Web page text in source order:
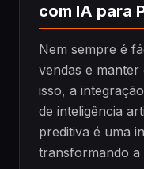
com IA para
Nem sempre é
vendas e
isso, a
de inteligência
preditiva é uma
transformando a